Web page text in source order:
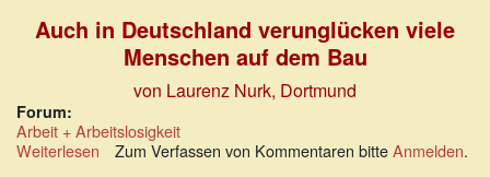
Auch in Deutschland verunglücken viele
Menschen auf dem Bau
von Laurenz Nurk, Dortmund
Forum:
Arbeit + Arbeitslosigkeit
Weiterlesen über
Zum Verfassen von Kommentaren bitteAnmelden.